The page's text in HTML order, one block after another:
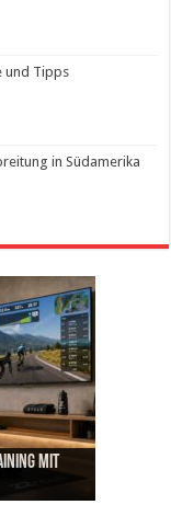
und Tipps
in Südamerika
einer
mit
und
Stress